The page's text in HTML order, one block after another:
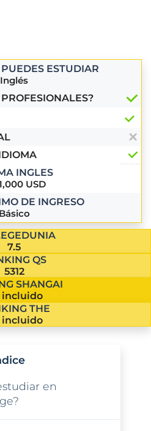
ESTUDIAR
Inglés
INGLES
USD
DE INGRESO
Básico
7.5
QS
5312
SHANGAI
incluido
THE
incluido
en